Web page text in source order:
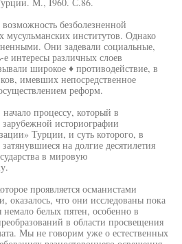
безболезненной
мусульманских институтов. Однако
Они задевали социальные,
интересы различных слоев
широкое ♦ противодействие, в
имевших непосредственное
реформ.
процессу, который в
историографии
Турции, и суть которого, в
на долгие десятилетия
в мировую
проявляется османистами
что они исследованы пока
белых пятен, особенно в
в области просвещения
Мы не говорим уже о естественных